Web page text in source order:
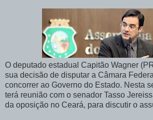
O deputado estadual Capitão Wagner
sua decisão de disputar a Câmara
concorrer ao Governo do Estado. Nesta
terá reunião com o senador Tasso
da oposição no Ceará, para discutir o